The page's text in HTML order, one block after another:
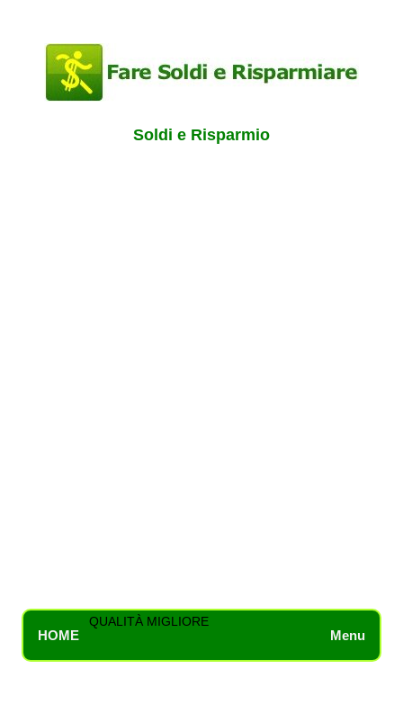
Soldi e Risparmio
HOME
QUALITÀ MIGLIORE
Menu